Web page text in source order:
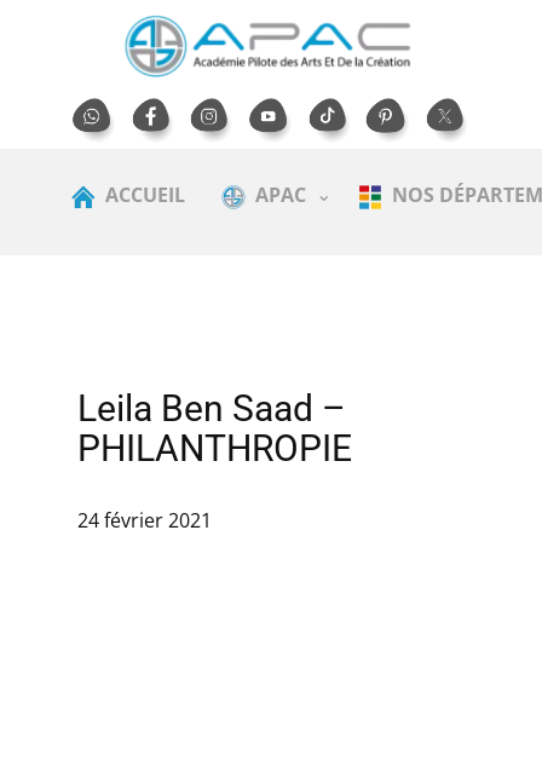
ACCUEIL APAC NOS
Leila Ben Saad –
PHILANTHROPIE
24 février 2021